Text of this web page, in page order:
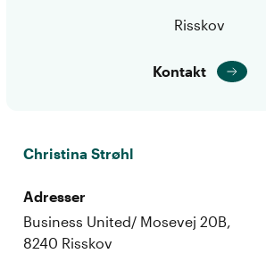
Risskov
Kontakt
Christina Strøhl
Adresser
Business United/ Mosevej 20B,
8240 Risskov